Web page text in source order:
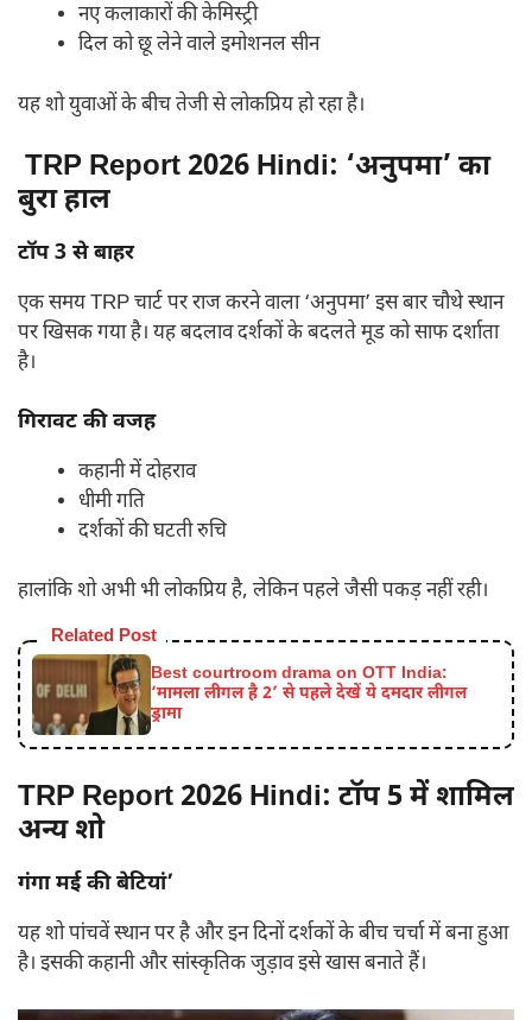
नए कलाकारों की केमिस्ट्री
दिल को छू लेने वाले इमोशनल सीन
यह शो युवाओं के बीच तेजी से लोकप्रिय हो रहा है।
TRP Report 2026 Hindi: ‘अनुपमा’ का
बुरा हाल
टॉप 3 से बाहर
एक समय TRP चार्ट पर राज करने वाला ‘अनुपमा’ इस बार चौथे स्थान
पर खिसक गया है। यह बदलाव दर्शकों के बदलते मूड को साफ दर्शाता
है।
गिरावट की वजह
कहानी में दोहराव
धीमी गति
दर्शकों की घटती रुचि
हालांकि शो अभी भी लोकप्रिय है, लेकिन पहले जैसी पकड़ नहीं रही।
Related Post
Best courtroom drama on OTT India:
‘मामला लीगल है 2’ से पहले देखें ये दमदार लीगल
ड्रामा
TRP Report 2026 Hindi: टॉप 5 में शामिल
अन्य शो
गंगा मई की बेटियां’
यह शो पांचवें स्थान पर है और इन दिनों दर्शकों के बीच चर्चा में बना हुआ
है। इसकी कहानी और सांस्कृतिक जुड़ाव इसे खास बनाते हैं।